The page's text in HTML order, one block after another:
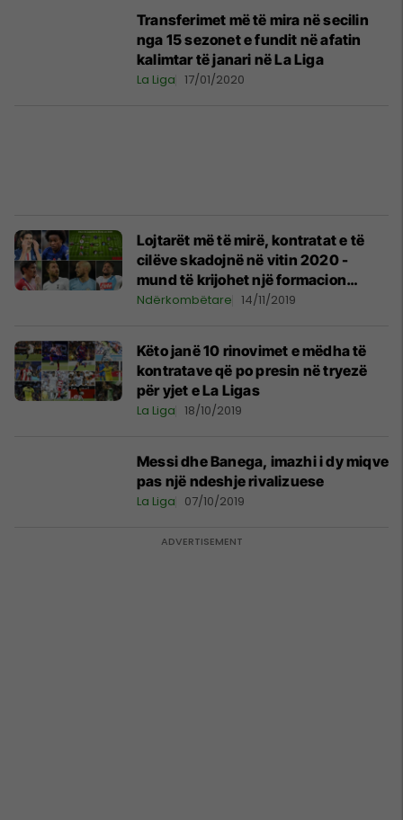
Transferimet më të mira në secilin
nga 15 sezonet e fundit në afatin
kalimtar të janari në La Liga
La Liga 17/01/2020
Lojtarët më të mirë, kontratat e të
cilëve skadojnë në vitin 2020 -
mund të krijohet një formacion
ëndrrash falas
Ndërkombëtare 14/11/2019
Këto janë 10 rinovimet e mëdha të
kontratave që po presin në tryezë
për yjet e La Ligas
La Liga 18/10/2019
Messi dhe Banega, imazhi i dy miqve
pas një ndeshje rivalizuese
La Liga 07/10/2019